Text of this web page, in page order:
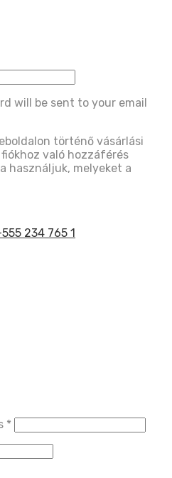
will be sent to your email
történő vásárlási
való hozzáférés
használjuk, melyeket a
234 765 1
*